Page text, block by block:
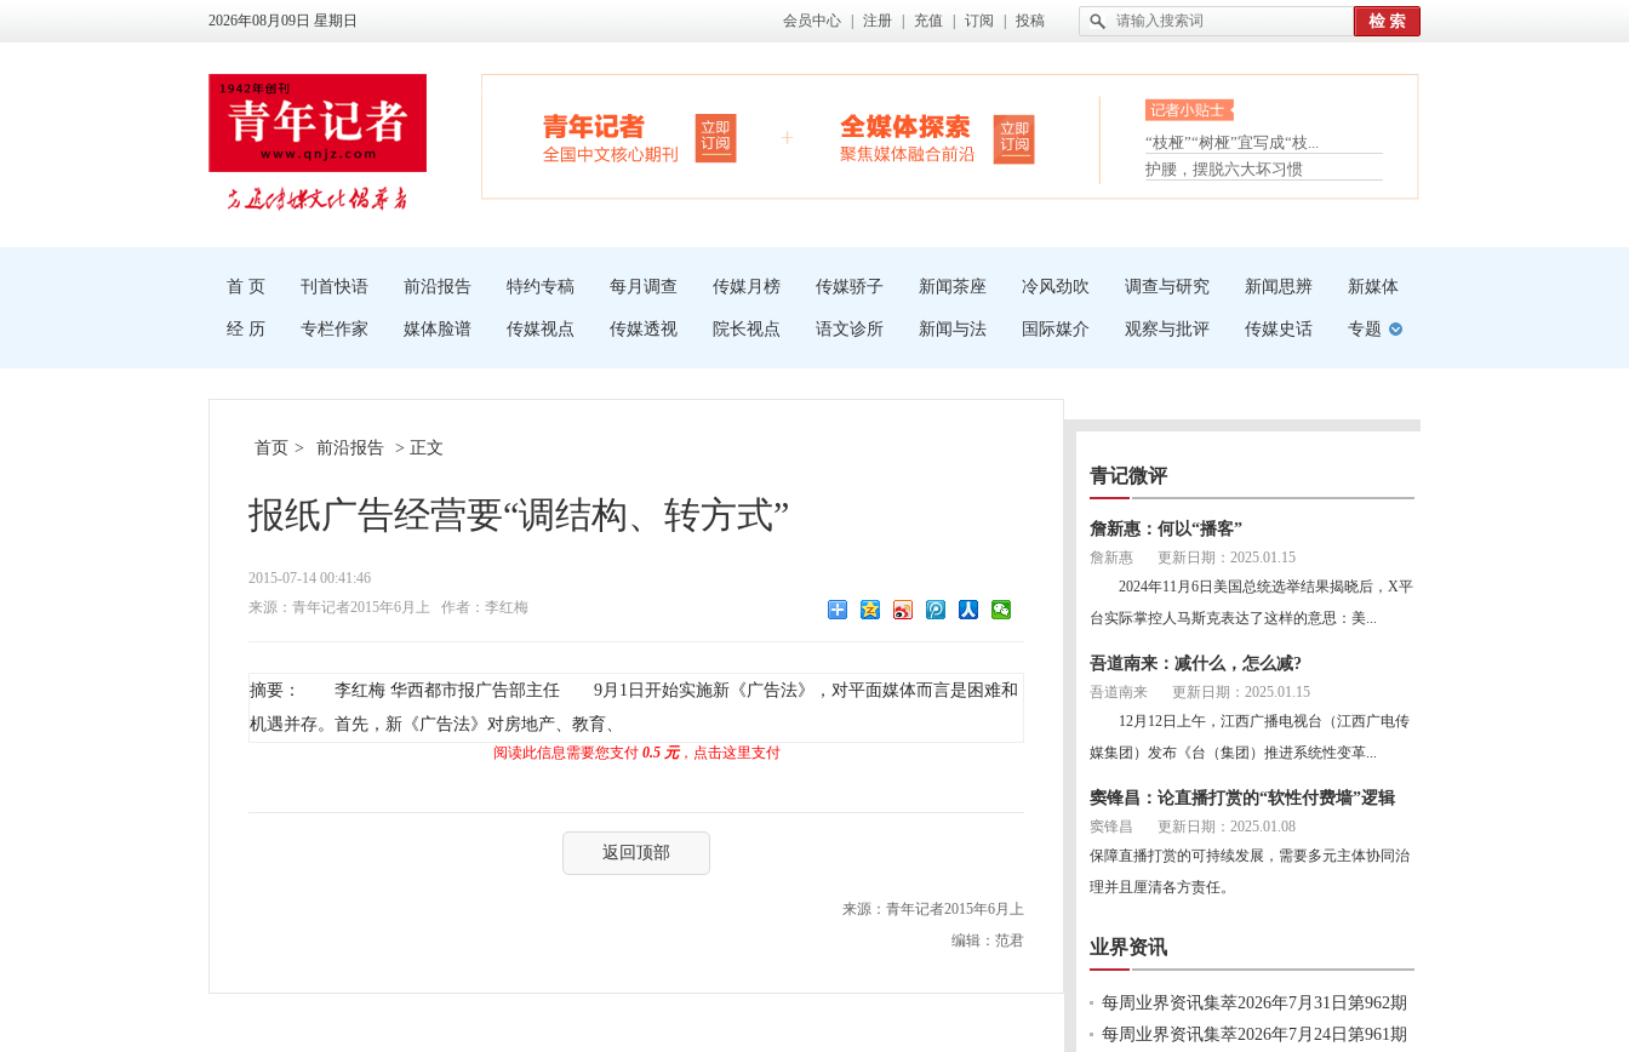
2026年08月09日 星期日 会员中心 注册 充值 订阅 投稿
眼白变红或是结膜下出血
“枝桠”“树桠”宜写成“枝...
夏天缓解疲劳有三招
护腰，摆脱六大坏习惯
受伤了冰敷还是热敷
首 页 刊首快语 前沿报告 特约专稿 每月调查 传媒月榜 传媒骄子 新闻茶座 冷风劲吹 调查与研究 新闻思辨 新媒体
经 历 专栏作家 媒体脸谱 传媒视点 传媒透视 院长视点 语文诊所 新闻与法 国际媒介 观察与批评 传媒史话 专题
首页 > 前沿报告 > 正文
报纸广告经营要“调结构、转方式”
2015-07-14 00:41:46
来源：青年记者2015年6月上
作者：李红梅
摘要： 李红梅 华西都市报广告部主任 9月1日开始实施新《广告法》，对平面媒体而言是困难和
机遇并存。首先，新《广告法》对房地产、教育、
阅读此信息需要您支付 0.5 元，点击这里支付
返回顶部
来源：青年记者2015年6月上
编辑：范君
青记微评
詹新惠：何以“播客”
詹新惠
更新日期：2025.01.15
2024年11月6日美国总统选举结果揭晓后，X平
台实际掌控人马斯克表达了这样的意思：美...
吾道南来：减什么，怎么减?
吾道南来
更新日期：2025.01.15
12月12日上午，江西广播电视台（江西广电传
媒集团）发布《台（集团）推进系统性变革...
窦锋昌：论直播打赏的“软性付费墙”逻辑
窦锋昌
更新日期：2025.01.08
保障直播打赏的可持续发展，需要多元主体协同治
理并且厘清各方责任。
业界资讯
每周业界资讯集萃2026年7月31日第962期
每周业界资讯集萃2026年7月24日第961期